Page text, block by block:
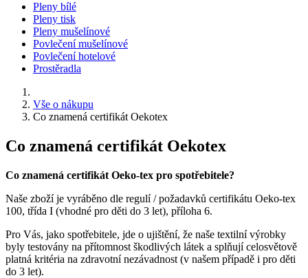
Pleny bílé
Pleny tisk
Pleny mušelínové
Povlečení mušelínové
Povlečení hotelové
Prostěradla
Vše o nákupu
Co znamená certifikát Oekotex
Co znamená certifikát Oekotex
Co znamená certifikát Oeko-tex pro spotřebitele?
Naše zboží je vyráběno dle regulí / požadavků certifikátu Oeko-tex
100, třída I (vhodné pro děti do 3 let), příloha 6.
Pro Vás, jako spotřebitele, jde o ujištění, že naše textilní výrobky
byly testovány na přítomnost škodlivých látek a splňují celosvětově
platná kritéria na zdravotní nezávadnost (v našem případě i pro děti
do 3 let).